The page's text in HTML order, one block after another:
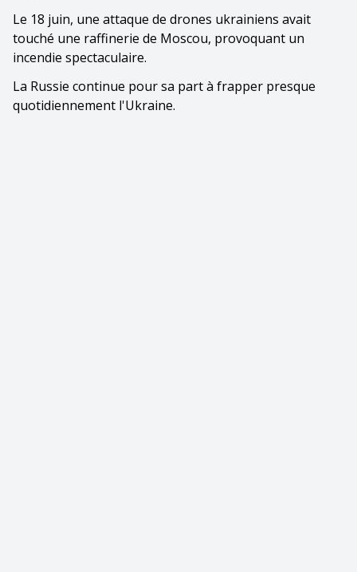
Le 18 juin, une attaque de drones ukrainiens avait
touché une raffinerie de Moscou, provoquant un
incendie spectaculaire.
La Russie continue pour sa part à frapper presque
quotidiennement l'Ukraine.